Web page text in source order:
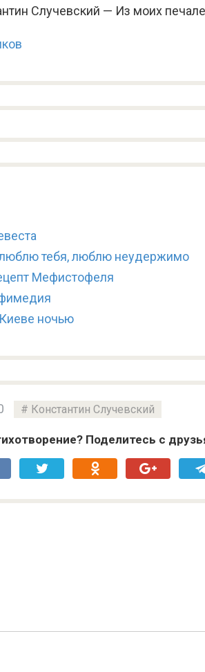
Случевский — Из моих
тебя, люблю неудержимо
Мефистофеля
ночью
Константин Случевский
Поделитесь с